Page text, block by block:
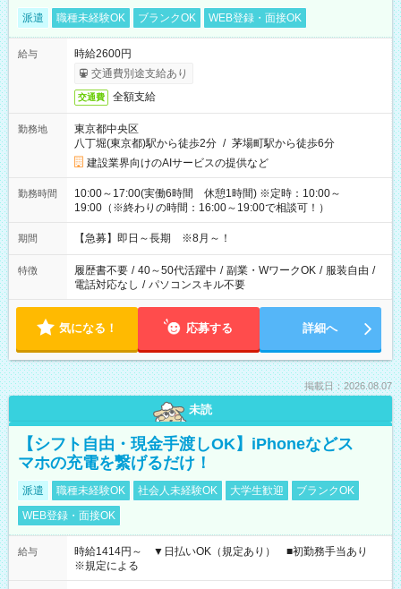
派遣 職種未経験OK ブランクOK WEB登録・面接OK
給与
時給2600円
交通費別途支給あり
交通費 全額支給
勤務地
東京都中央区
八丁堀(東京都)駅から徒歩2分 / 茅場町駅から徒歩6分
建設業界向けのAIサービスの提供など
勤務時間
10:00～17:00(実働6時間 休憩1時間) ※定時：10:00～
19:00（※終わりの時間：16:00～19:00で相談可！）
期間 【急募】即日～長期 ※8月～！
特徴 履歴書不要 / 40～50代活躍中 / 副業・WワークOK / 服装自由 /
電話対応なし / パソコンスキル不要
気になる！ 応募する 詳細へ
掲載日：2026.08.07
未読
【シフト自由・現金手渡しOK】iPhoneなどス
マホの充電を繋げるだけ！
派遣 職種未経験OK 社会人未経験OK 大学生歓迎
ブランクOK
WEB登録・面接OK
給与
時給1414円～ ▼日払いOK（規定あり） ■初勤務手当あり
※規定による